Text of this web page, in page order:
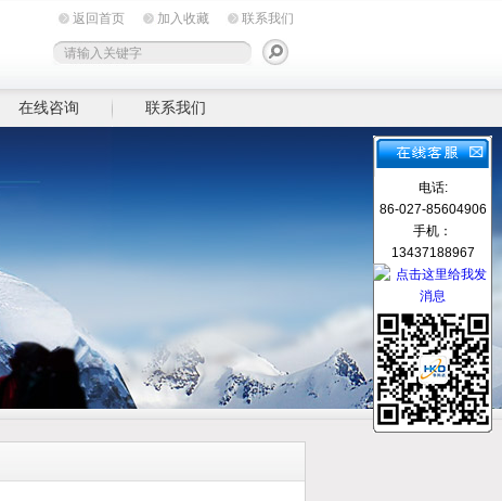
返回首页 加入收藏 联系我们
在线咨询 联系我们
电话:
86-027-85604906
手机：
13437188967